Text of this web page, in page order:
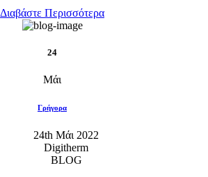
Διαβάστε Περισσότερα
24
Μάι
Γρήγορα
24th Μάι 2022
Digitherm
BLOG